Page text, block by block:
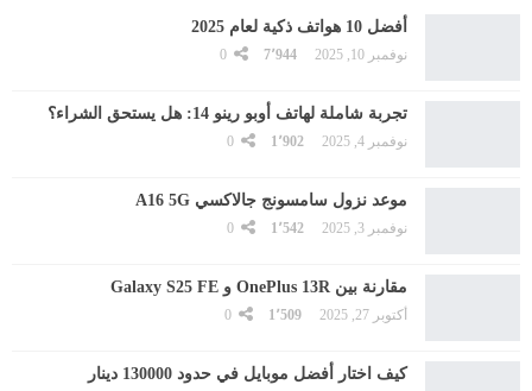
أفضل 10 هواتف ذكية لعام 2025
نوفمبر 10, 2025 7٬944
تجربة شاملة لهاتف أوبو رينو 14: هل يستحق الشراء؟
نوفمبر 4, 2025 1٬902
موعد نزول سامسونج جالاكسي A16 5G
نوفمبر 3, 2025 1٬542
مقارنة بين OnePlus 13R و Galaxy S25 FE
أكتوبر 27, 2025 1٬509
كيف اختار أفضل موبايل في حدود 130000 دينار